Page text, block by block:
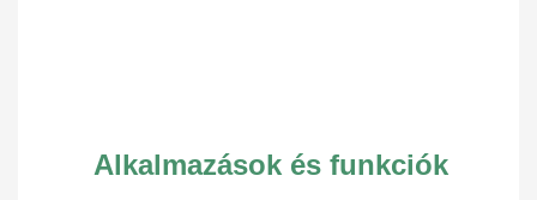
Alkalmazások és funkciók